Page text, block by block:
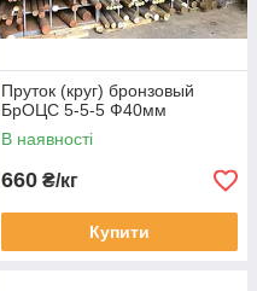
Пруток (круг) бронзовый
БрОЦС 5-5-5 Ф40мм
В наявності
660 ₴/кг
Купити